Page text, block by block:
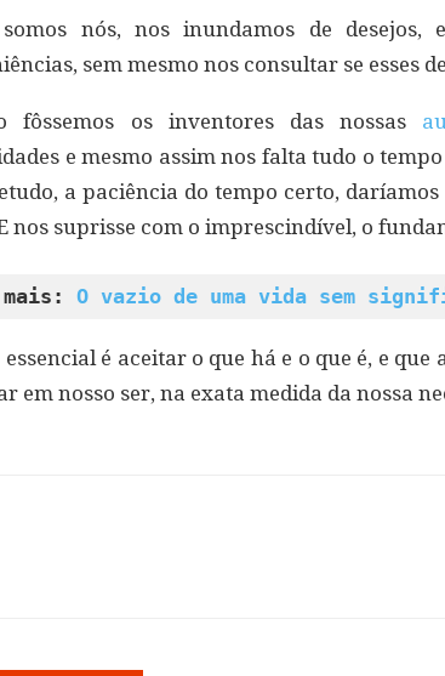
nós, nos inundamos de desejos,
sem mesmo nos consultar se esses
fôssemos os inventores das nossas
e mesmo assim nos falta tudo o
a paciência do tempo certo,
nos suprisse com o imprescindível, o
O vazio de uma vida sem
é aceitar o que há e o que é, e
em nosso ser, na exata medida da nossa